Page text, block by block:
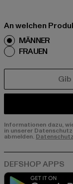
An welchen
MÄNNER
FRAUEN
Informationen dazu,
in unserer
abmelden.